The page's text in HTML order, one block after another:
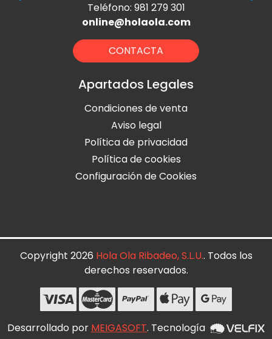
Teléfono: 981 279 301
online@holaola.com
CONTACTA
Apartados Legales
Condiciones de venta
Aviso legal
Política de privacidad
Política de cookies
Configuración de Cookies
Copyright 2026 Hola Ola Ribadeo, S.L.U.. Todos los
derechos reservados.
Desarrollado por MEIGASOFT. Tecnología